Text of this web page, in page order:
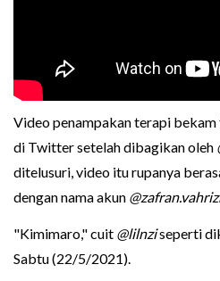
Video penampakan terapi
di Twitter setelah dibagikan oleh
ditelusuri, video itu rupanya
dengan nama akun
"Kimimaro," cuit @lilnziseperti
Sabtu (22/5/2021).